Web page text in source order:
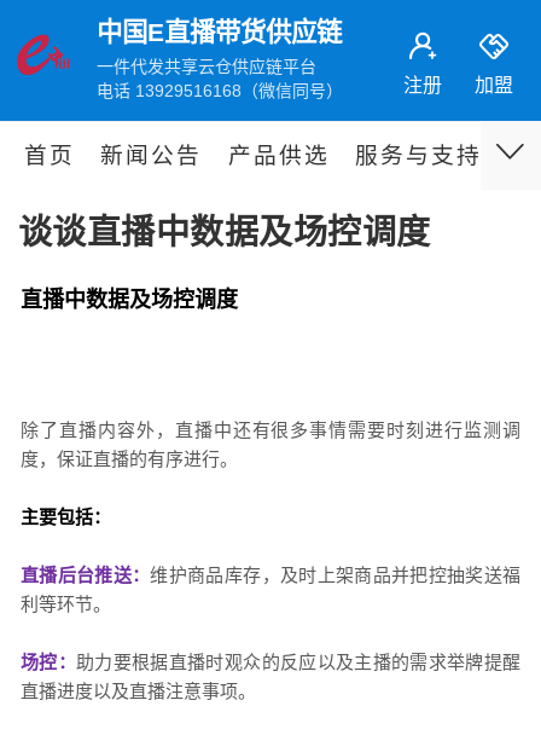
中国E直播带货供应链
一件代发共享云仓供应链平台
电话 13929516168（微信同号）
注册 加盟
首页 新闻公告 产品供选 服务与支持 伙
谈谈直播中数据及场控调度
直播中数据及场控调度
除了直播内容外，直播中还有很多事情需要时刻进行监测调
度，保证直播的有序进行。
主要包括：
直播后台推送：维护商品库存，及时上架商品并把控抽奖送福
利等环节。
场控：
助力要根据直播时观众的反应以及主播的需求举牌提醒
直播进度以及直播注意事项。